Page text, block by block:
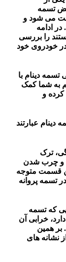
تسمه
می شود و
ادامه
را بررسی
خودروی خود
تسمه دینام با
به شما کمک
و
دینام عبارتند
ترک
و چرب شدن
قسمت متوجه
تسمه پروانه
که تسمه
خرابی آن
بر همین
نشانه های